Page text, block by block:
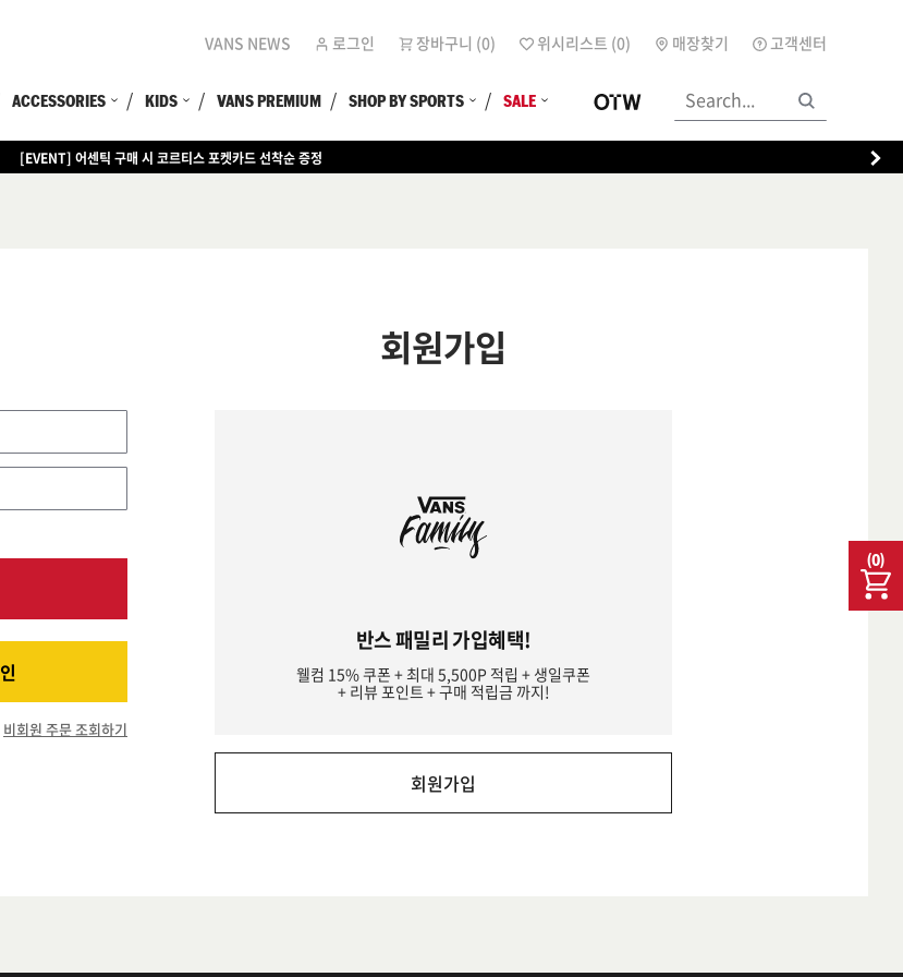
VANS NEWS 로그인 장바구니 (0) 위시리스트 (0) 매장찾기 고객센터
ACCESSORIES KIDS VANS PREMIUM SHOP BY SPORTS SALE
(0)
[EVENT] 어센틱 구매 시 코르티스 포켓카드 선착순 증정
비회원 주문 조회하기
회원가입
반스 패밀리 가입혜택!
웰컴 15% 쿠폰 + 최대 5,500P 적립 + 생일쿠폰
+ 리뷰 포인트 + 구매 적립금 까지!
회원가입